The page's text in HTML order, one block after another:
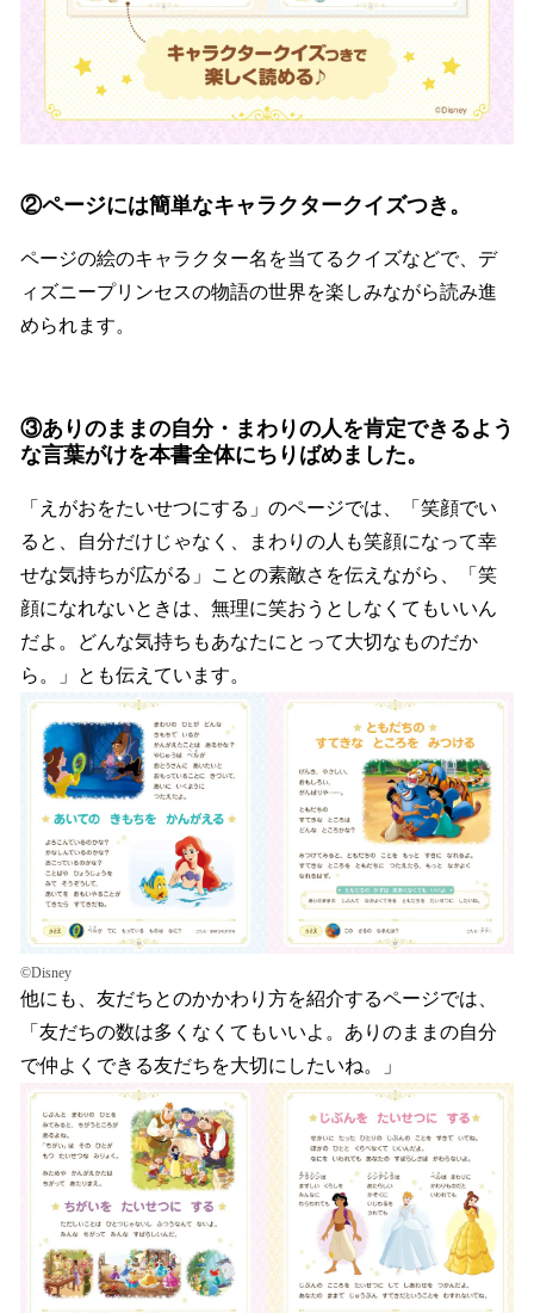
②ページには簡単なキャラクタークイズつき。
ページの絵のキャラクター名を当てるクイズなどで、デ
ィズニープリンセスの物語の世界を楽しみながら読み進
められます。
③ありのままの自分・まわりの人を肯定できるよう
な言葉がけを本書全体にちりばめました。
「えがおをたいせつにする」のページでは、「笑顔でい
ると、自分だけじゃなく、まわりの人も笑顔になって幸
せな気持ちが広がる」ことの素敵さを伝えながら、「笑
顔になれないときは、無理に笑おうとしなくてもいいん
だよ。どんな気持ちもあなたにとって大切なものだか
ら。」とも伝えています。
©Disney
他にも、友だちとのかかわり方を紹介するページでは、
「友だちの数は多くなくてもいいよ。ありのままの自分
で仲よくできる友だちを大切にしたいね。」